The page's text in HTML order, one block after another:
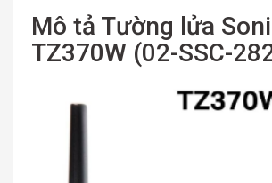
Mô tả Tường lửa
TZ370W (02-SSC-